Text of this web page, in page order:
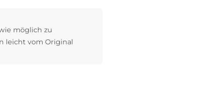
möglich zu
leicht vom Original